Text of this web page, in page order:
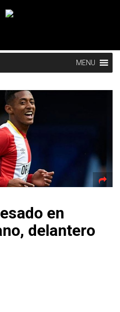
MENU
en
delantero